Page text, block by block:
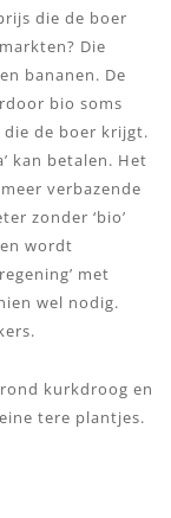
die de boer
Die
bananen. De
bio soms
de boer krijgt.
kan betalen. Het
verbazende
zonder ‘bio’
wordt
met
wel nodig.
kurkdroog en
tere plantjes.